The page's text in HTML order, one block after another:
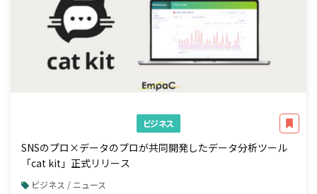
ビジネス
SNSのプロ×データのプロが共同開発したデータ分析ツール
「cat kit」正式リリース
ビジネス / ニュース